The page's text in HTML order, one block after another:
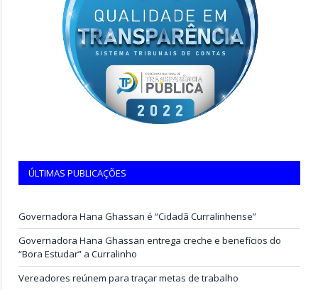
ÚLTIMAS PUBLICAÇÕES
Governadora Hana Ghassan é “Cidadã Curralinhense”
Governadora Hana Ghassan entrega creche e benefícios do
“Bora Estudar” a Curralinho
Vereadores reúnem para traçar metas de trabalho